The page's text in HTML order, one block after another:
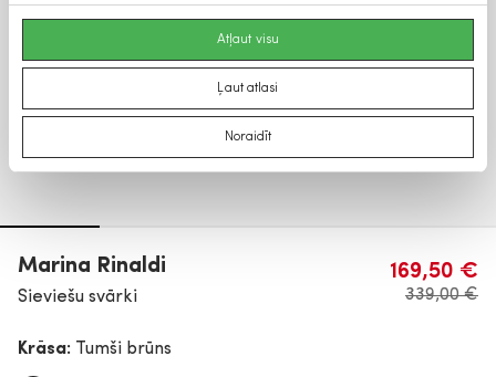
Atļaut visu
Ļaut atlasi
Noraidīt
Marina Rinaldi
Sieviešu svārki
169,50 €
339,00 €
Krāsa: Tumši brūns